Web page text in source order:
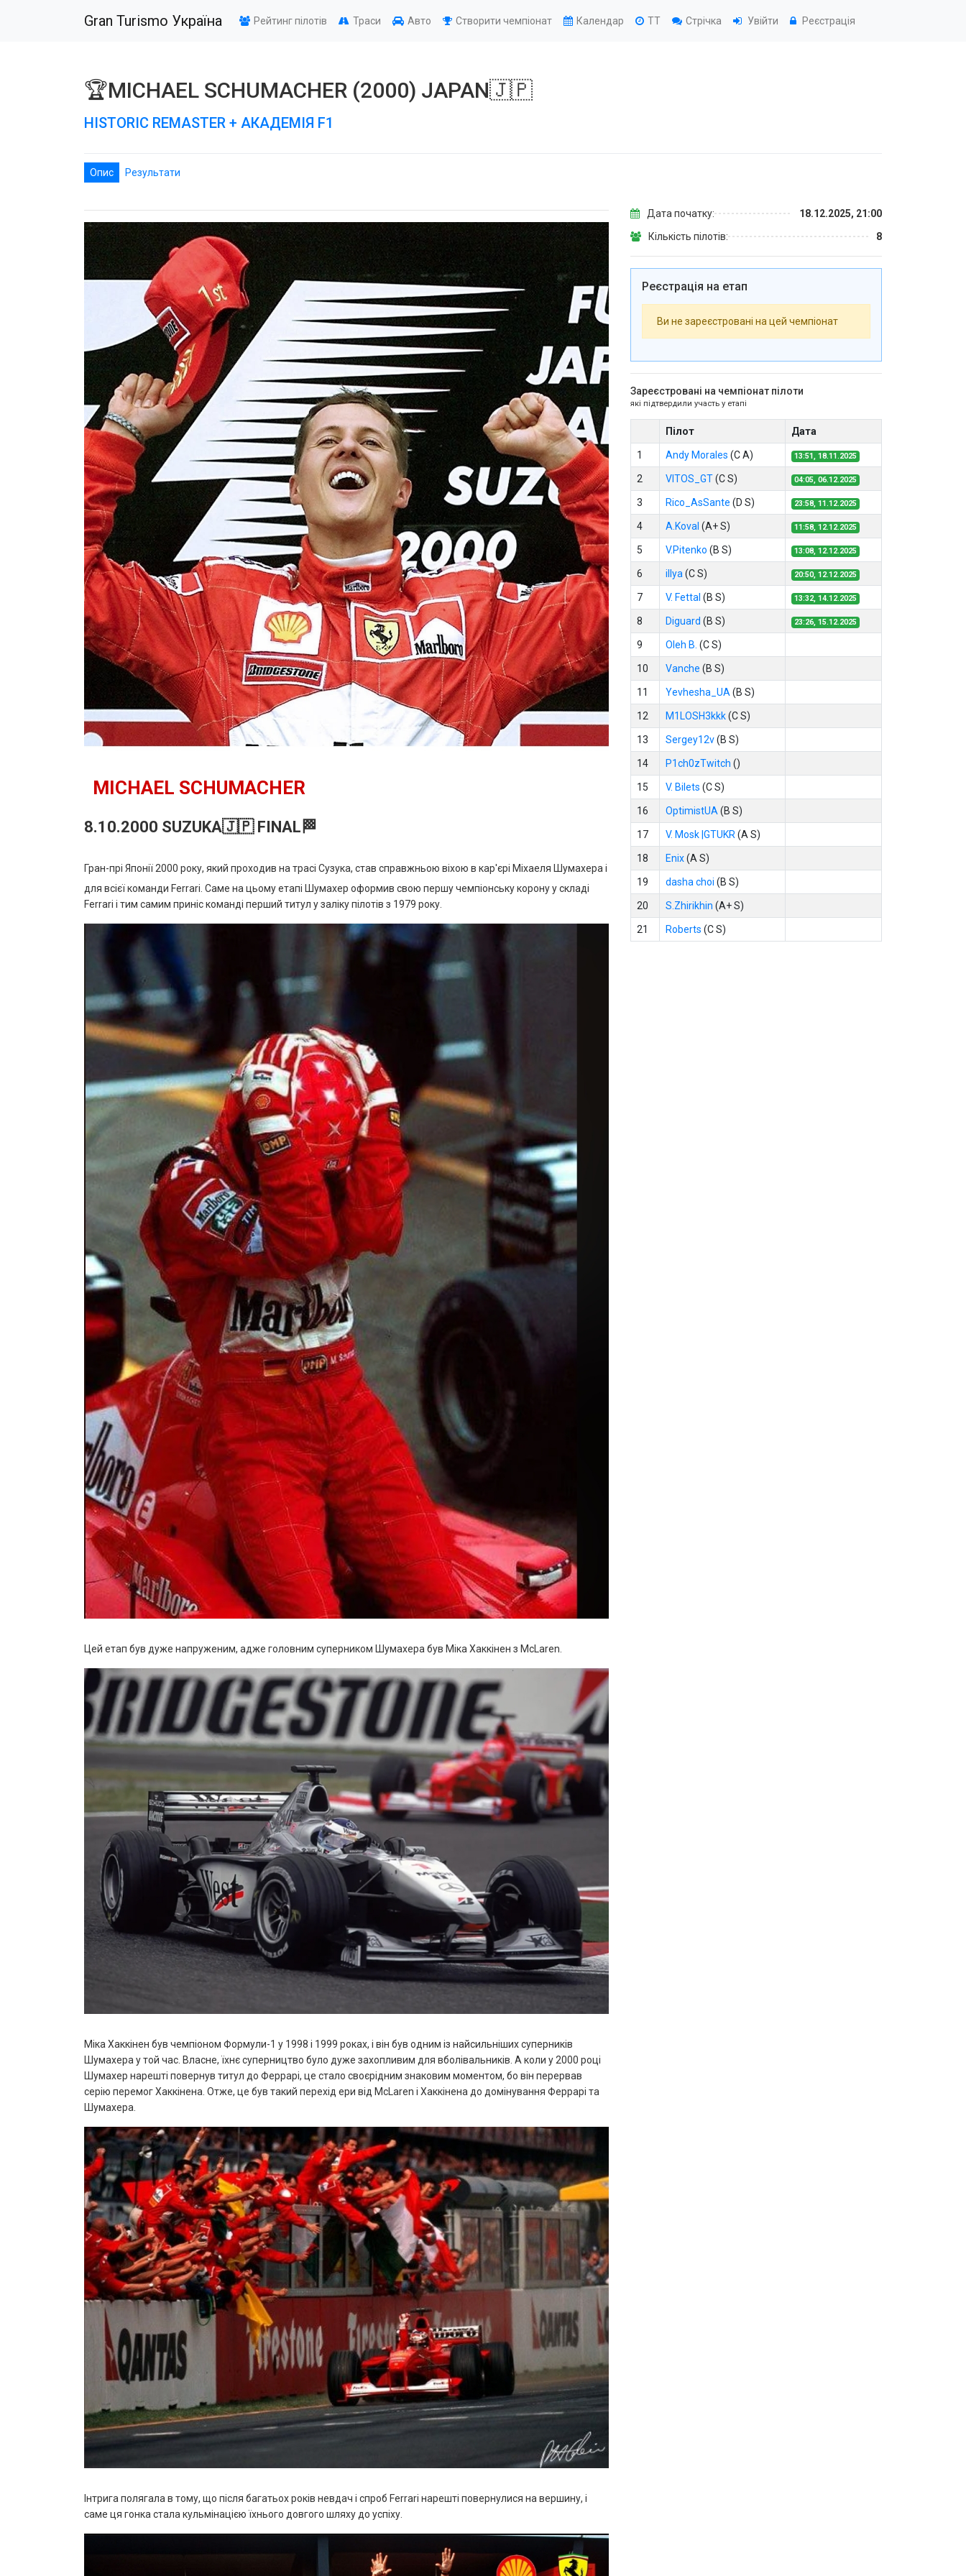
Gran Turismo Україна Рейтинг пілотів Траси Авто Створити чемпіонат Календар TT Стрічка Увійти Реєстрація
🏆MICHAEL SCHUMACHER (2000) JAPAN🇯🇵
HISTORIC REMASTER + АКАДЕМІЯ F1
Опис Результати
Дата початку:
18.12.2025, 21:00
Кількість пілотів:
8
Реєстрація на етап
Ви не зареєстровані на цей чемпіонат
Зареєстровані на чемпіонат пілоти
які підтвердили участь у етапі
Пілот Дата
1 Andy Morales (C A) 13:51, 18.11.2025
2 VITOS_GT(C S) 04:05, 06.12.2025
3 Rico_AsSante (D S) 23:58, 11.12.2025
4 A.Koval (A+ S) 11:58, 12.12.2025
5 V.Pitenko (B S) 13:08, 12.12.2025
6 illya (C S) 20:50, 12.12.2025
7 V. Fettal (B S) 13:32, 14.12.2025
8 Diguard (B S) 23:26, 15.12.2025
9 Oleh B. (C S)
10 Vanche (B S)
11 Yevhesha_UA (B S)
12 M1LOSH3kkk(C S)
13 Sergey12v(B S)
14 P1ch0zTwitch ()
15 V. Bilets (C S)
16 OptimistUA (B S)
17 V. Mosk |GTUKR (A S)
18 Enix(A S)
19 dasha choi (B S)
20 S.Zhirikhin (A+ S)
21 Roberts (C S)
MICHAEL SCHUMACHER
8.10.2000 SUZUKA🇯🇵 FINAL🏁
Гран-прі Японії 2000 року, який проходив на трасі Сузука, став справжньою віхою в кар'єрі Міхаеля Шумахера і
для всієї команди Ferrari. Саме на цьому етапі Шумахер оформив свою першу чемпіонську корону у складі
Ferrari і тим самим приніс команді перший титул у заліку пілотів з 1979 року.
Цей етап був дуже напруженим, адже головним суперником Шумахера був Міка Хаккінен з McLaren.
Міка Хаккінен був чемпіоном Формули-1 у 1998 і 1999 роках, і він був одним із найсильніших суперників
Шумахера у той час. Власне, їхнє суперництво було дуже захопливим для вболівальників. А коли у 2000 році
Шумахер нарешті повернув титул до Феррарі, це стало своєрідним знаковим моментом, бо він перервав
серію перемог Хаккінена. Отже, це був такий перехід ери від McLaren і Хаккінена до домінування Феррарі та
Шумахера.
Інтрига полягала в тому, що після багатьох років невдач і спроб Ferrari нарешті повернулися на вершину, і
саме ця гонка стала кульмінацією їхнього довгого шляху до успіху.